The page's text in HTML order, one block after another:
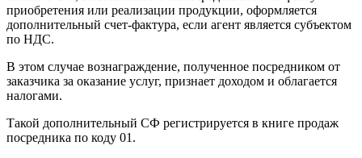
приобретения или реализации продукции, оформляется
дополнительный счет-фактура, если агент является субъектом
по НДС.
В этом случае вознаграждение, полученное посредником от
заказчика за оказание услуг, признает доходом и облагается
налогами.
Такой дополнительный СФ регистрируется в книге продаж
посредника по коду 01.